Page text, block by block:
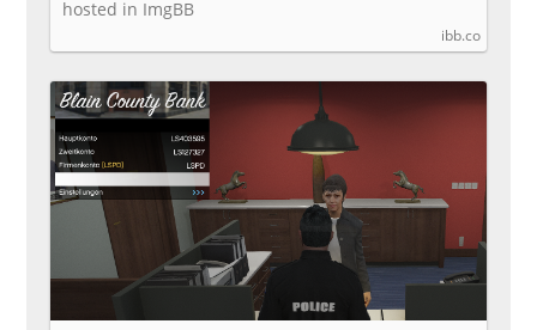
hosted in ImgBB
ibb.co